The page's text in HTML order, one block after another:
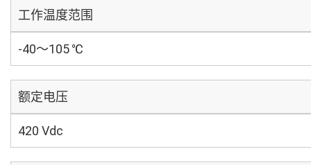
工作温度范围
-40～105 ℃
额定电压
420 Vdc